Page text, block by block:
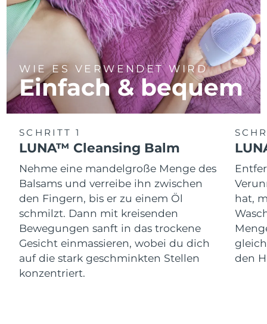
WIE ES VERWENDET WIRD
Einfach & bequem
SCHRITT 1
LUNA™ Cleansing Balm
Nehme eine mandelgroße Menge des
Balsams und verreibe ihn zwischen
den Fingern, bis er zu einem Öl
schmilzt. Dann mit kreisenden
Bewegungen sanft in das trockene
Gesicht einmassieren, wobei du dich
auf die stark geschminkten Stellen
konzentriert.
hat,
den